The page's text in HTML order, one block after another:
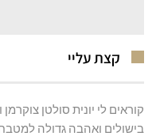
קצת עליי
קוראים לי יונית סולטן
בישולים ואהבה גדולה